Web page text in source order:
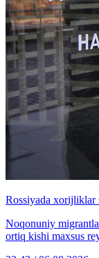
Rossiyada
Noqonuniy
ortiq kishi maxsus